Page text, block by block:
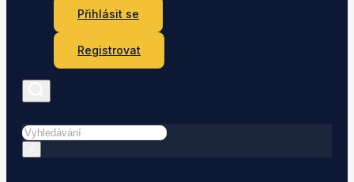
Přihlásit se
Registrovat
Hledat